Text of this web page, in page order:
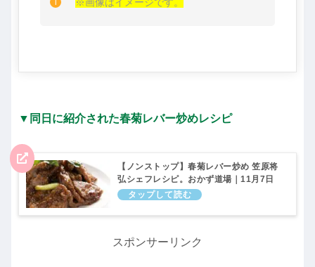
※画像はイメージです。
▼同日に紹介された春菊レバー炒めレシピ
【ノンストップ】春菊レバー炒め 笠原将
弘シェフレシピ。おかず道場｜11月7日
スポンサーリンク